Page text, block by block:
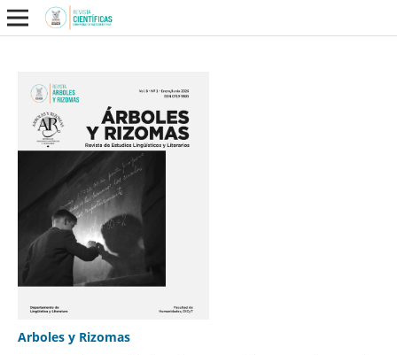
Arboles y Rizomas